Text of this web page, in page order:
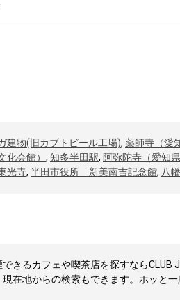
建物(旧カブトビール工場), 薬師寺（愛
化会館） , 知多半田駅, 阿弥陀寺（愛知県
光寺, 半田市役所 新美南吉記念館, 八
きるカフェや喫茶店を探すならCLUB
在地からの検索もできます。ホッと一